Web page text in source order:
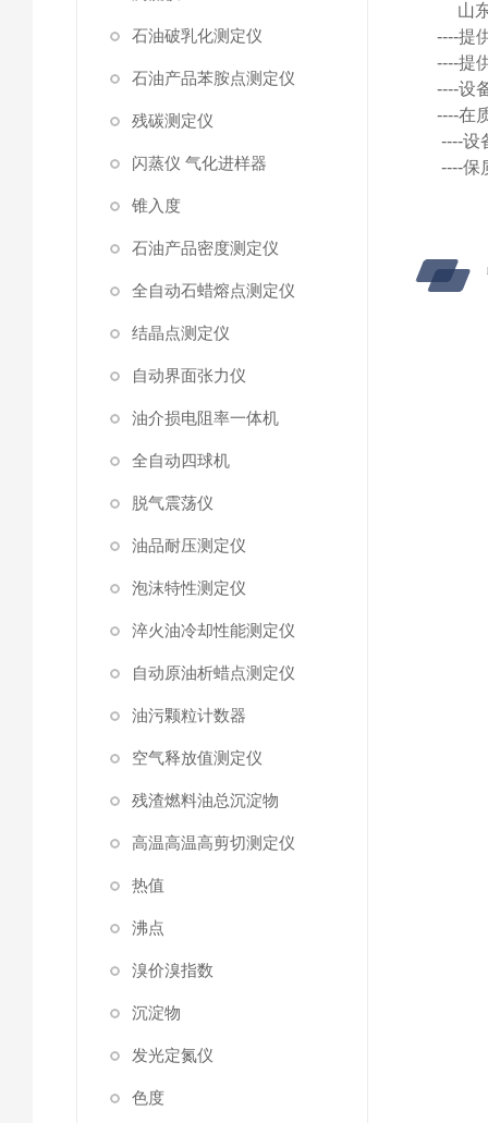
石油破乳化测定仪
石油产品苯胺点测定仪
残碳测定仪
闪蒸仪 气化进样器
锥入度
石油产品密度测定仪
全自动石蜡熔点测定仪
结晶点测定仪
自动界面张力仪
油介损电阻率一体机
全自动四球机
脱气震荡仪
油品耐压测定仪
泡沫特性测定仪
淬火油冷却性能测定仪
自动原油析蜡点测定仪
油污颗粒计数器
空气释放值测定仪
残渣燃料油总沉淀物
高温高温高剪切测定仪
热值
沸点
溴价溴指数
沉淀物
发光定氮仪
色度
山
----提
----提
----设
----在
----设
----保